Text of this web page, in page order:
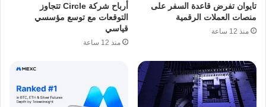
تايوان تفرض قاعدة السفر على
منصات العملات الرقمية
منذ 12 ساعة
أرباح شركة Circle تتجاوز
التوقعات مع توسع مؤسسي
قياسي
منذ 12 ساعة